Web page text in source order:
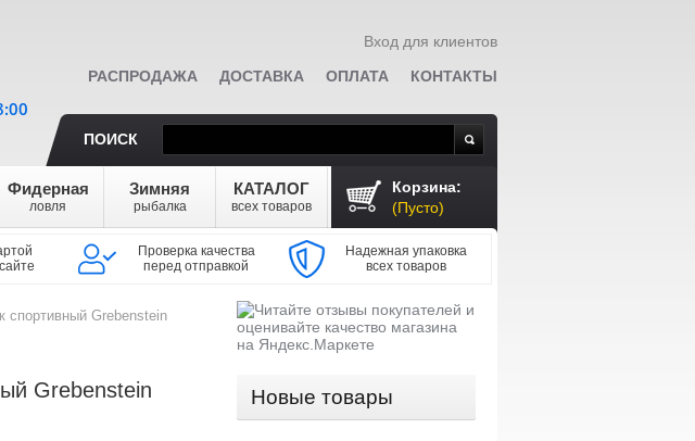
Вход для клиентов
Корзина:
(Пусто)
РАСПРОДАЖА ДОСТАВКА ОПЛАТА КОНТАКТЫ
ПОИСК
Фидерная
ловля
Зимняя
рыбалка
КАТАЛОГ
всех товаров
Проверка качества
перед отправкой
Надежная упаковка
всех товаров
спортивный Grebenstein
Grebenstein
Новые товары